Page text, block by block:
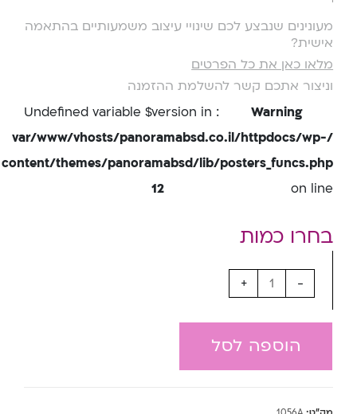
מעונינים שנבצע לכם שינויי עיצוב משמעותיים בהתאמה
אישית?
מלאו כאן את כל הפרטים
וניצור אתכם קשר להשלמת ההזמנה
Warning
: Undefined variable $version in
/var/www/vhosts/panoramabsd.co.il/httpdocs/wp-
content/themes/panoramabsd/lib/posters_funcs.php
on line
12
-
+
הוספה לסל